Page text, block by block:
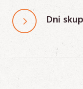
Dni